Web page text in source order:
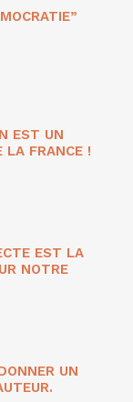
EST UN
LA FRANCE !
EST LA
NOTRE
UN